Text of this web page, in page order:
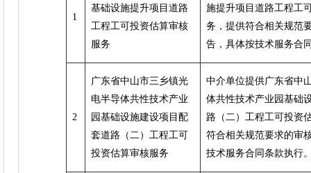
1
基础设施提升项目道路
工程工可投资估算审核
服务
施提升项目道路工程工
务，提供符合相关规范
告，具体按技术服务合
2
广东省中山市三乡镇光
电半导体共性技术产业
园基础设施建设项目配
套道路（二）工程工可
投资估算审核服务
中介单位提供广东省中
体共性技术产业园基础
路（二）工程工可投资
符合相关规范要求的审
技术服务合同条款执行